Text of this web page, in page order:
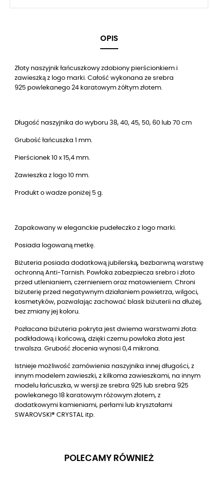
OPIS
Złoty naszyjnik łańcuszkowy zdobiony pierścionkiem i
zawieszką z logo marki. Całość wykonana ze srebra
925 powlekanego 24 karatowym żółtym złotem.
Długość naszyjnika do wyboru 38, 40, 45, 50, 60 lub 70 cm
Grubość łańcuszka 1 mm.
Pierścionek 10 x 15,4 mm.
Zawieszka z logo 10 mm.
Produkt o wadze poniżej 5 g.
Zapakowany w eleganckie pudełeczko z logo marki.
Posiada logowaną metkę.
Biżuteria posiada dodatkową jubilerską, bezbarwną warstwę
ochronną Anti-Tarnish. Powłoka zabezpiecza srebro i złoto
przed utlenianiem, czernieniem oraz matowieniem. Chroni
biżuterię przed negatywnym działaniem powietrza, wilgoci,
kosmetyków, pozwalając zachować blask biżuterii na dłużej,
bez zmiany jej koloru.
Pozłacana biżuteria pokryta jest dwiema warstwami złota:
podkładową i końcową, dzięki czemu powłoka złota jest
trwalsza. Grubość złocenia wynosi 0,4 mikrona.
Istnieje możliwość zamówienia naszyjnika innej długości, z
innym modelem zawieszki, z kilkoma zawieszkami, na innym
modelu łańcuszka, w wersji ze srebra 925 lub srebra 925
powlekanego 18 karatowym różowym złotem, z
dodatkowymi kamieniami, perłami lub kryształami
SWAROVSKI® CRYSTAL itp.
POLECAMY RÓWNIEŻ